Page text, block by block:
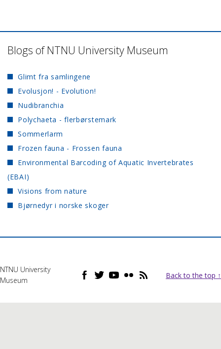
Blogs of NTNU University Museum
Glimt fra samlingene
Evolusjon! - Evolution!
Nudibranchia
Polychaeta - flerbørstemark
Sommerlarm
Frozen fauna - Frossen fauna
Environmental Barcoding of Aquatic Invertebrates
(EBAI)
Visions from nature
Bjørnedyr i norske skoger
NTNU University
Museum
Back to the top ↑